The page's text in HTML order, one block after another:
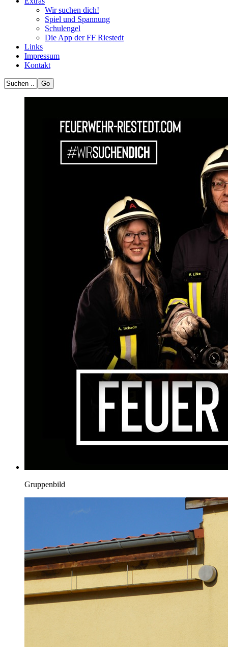
Wir suchen dich!
Spiel und Spannung
Schulengel
Die App der FF Riestedt
Links
Impressum
Kontakt
Gruppenbild